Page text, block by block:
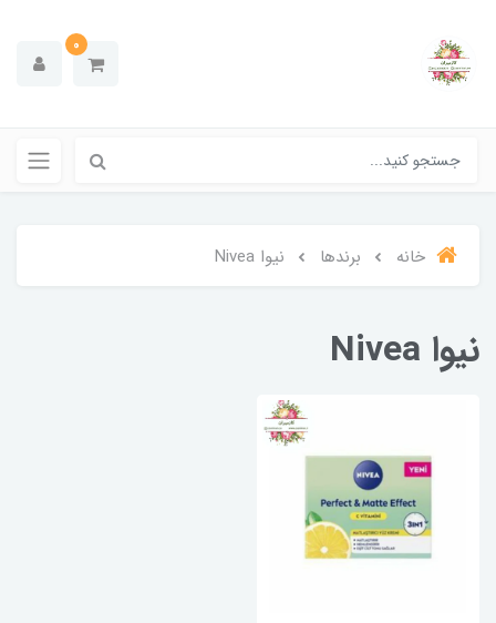
0
خانه برندها نیوا Nivea
نیوا Nivea